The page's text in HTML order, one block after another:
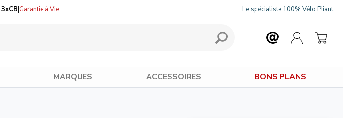
3xCB|Garantie à Vie Le spécialiste 100% Vélo Pliant
MARQUES ACCESSOIRES BONS PLANS